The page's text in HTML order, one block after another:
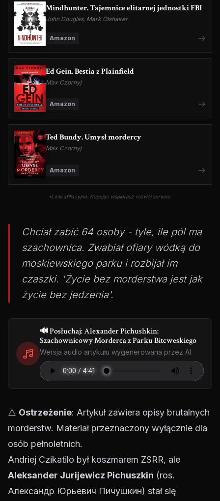
Mindhunter. Tajemnice elitarnej jednostki FBI
John Douglas, Mark Olshaker
Amazon
Ed Gein. Bestia z Plainfield
Max Czornyj
Amazon
Ted Bundy. Umysł mordercy
Max Czornyj
Amazon
*Linki afiliacyjne. Kupując wspierasz rozwój serwisu.
Chciał zabić 64 osoby - tyle, ile pól ma
szachownica. Zwabiał ofiary wódką do
moskiewskiego parku i rozbijał im
czaszki. 'Życie bez morderstwa jest jak
życie bez jedzenia'.
🔊 Posłuchaj: Alexander Pichushkin:
Szachownicowy Morderca z Parku Bitcweskiego
Wersja audio artykułu wygenerowana przez AI
⚠️ Ostrzeżenie: Artykuł zawiera opisy brutalnych
morderstw. Materiał przeznaczony wyłącznie dla
osób pełnoletnich.
Andriej Czikatilo był koszmarem ZSRR, ale
Aleksander Jurijewicz Pichuszkin (ros.
Александр Юрьевич Пичушкин) stał się